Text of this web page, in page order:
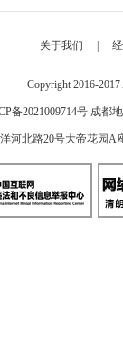
关于我们
Copyright 2016-
备2021009714号 成都
河北路20号大帝花园A